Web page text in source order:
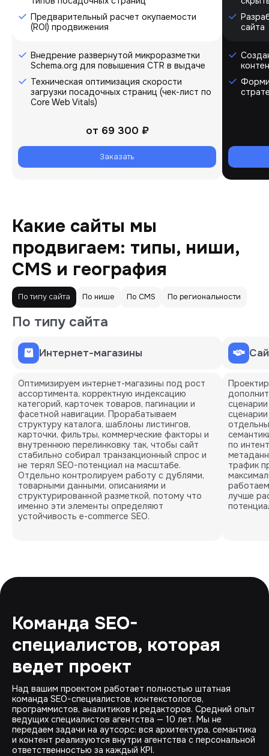
Предварительный расчет окупаемости
(ROI) продвижения
Внедрение развернутой микроразметки
Schema.org для повышения CTR в выдаче
Техническая оптимизация скорости
загрузки посадочных страниц (чек-лист по
Core Web Vitals)
от 69 300 ₽
Заказать
сайта
Какие сайты мы
продвигаем: типы, ниши,
CMS и география
По типу сайта По нише По СMS По региональности
По типу сайта
Интернет-магазины
Оптимизируем интернет-магазины под рост
ассортимента, корректную индексацию
категорий, карточек товаров, пагинации и
фасетной навигации. Прорабатываем
структуру каталога, шаблоны листингов,
карточки, фильтры, коммерческие факторы и
внутреннюю перелинковку так, чтобы сайт
стабильно собирал транзакционный спрос и
не терял SEO-потенциал на масштабе.
Отдельно контролируем работу с дублями,
товарными данными, описаниями и
структурированной разметкой, потому что
именно эти элементы определяют
устойчивость e-commerce SEO.
по
трафик
лучше
Команда SEO-
специалистов, которая
ведет проект
Над вашим проектом работает полностью штатная
команда SEO-специалистов, контекстологов,
программистов, аналитиков и редакторов. Средний опыт
ведущих специалистов агентства — 10 лет. Мы не
передаем задачи на аутсорс: вся архитектура, семантика
и контент реализуются внутри агентства с персональной
ответственностью за каждый KPI.